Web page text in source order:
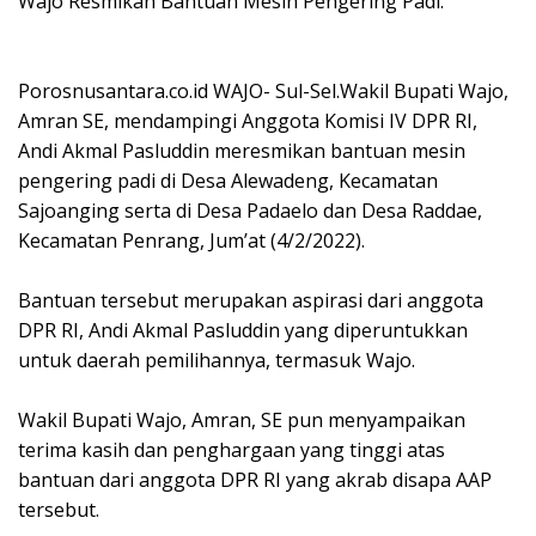
Porosnusantara.co.id WAJO- Sul-Sel.Wakil Bupati Wajo,
Amran SE, mendampingi Anggota Komisi IV DPR RI,
Andi Akmal Pasluddin meresmikan bantuan mesin
pengering padi di Desa Alewadeng, Kecamatan
Sajoanging serta di Desa Padaelo dan Desa Raddae,
Kecamatan Penrang, Jum’at (4/2/2022).
Bantuan tersebut merupakan aspirasi dari anggota
DPR RI, Andi Akmal Pasluddin yang diperuntukkan
untuk daerah pemilihannya, termasuk Wajo.
Wakil Bupati Wajo, Amran, SE pun menyampaikan
terima kasih dan penghargaan yang tinggi atas
bantuan dari anggota DPR RI yang akrab disapa AAP
tersebut.